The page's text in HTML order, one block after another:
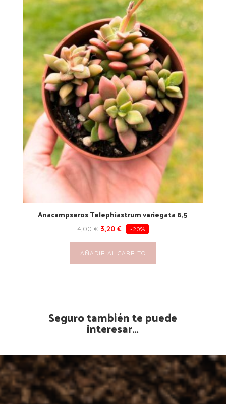
Anacampseros Telephiastrum variegata 8,5
4,00€ 3,20 € -20%
AÑADIR AL CARRITO
Seguro también te puede
interesar…